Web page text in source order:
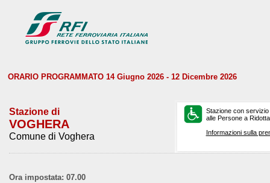
ORARIO PROGRAMMATO 14 Giugno 2026 - 12 Dicembre 2026
Stazione di
VOGHERA
Comune di Voghera
Stazione con
alle Persone a
Informazioni sulla
Ora impostata: 07.00